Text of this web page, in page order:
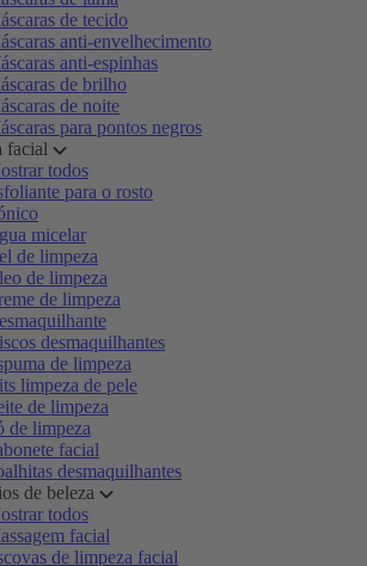
de tecido
anti-envelhecimento
anti-espinhas
de brilho
de noite
para pontos negros
facial
todos
para o rosto
micelar
de limpeza
de limpeza
de limpeza
desmaquilhantes
de limpeza
limpeza de pele
de limpeza
de limpeza
facial
desmaquilhantes
de beleza
todos
facial
de limpeza facial